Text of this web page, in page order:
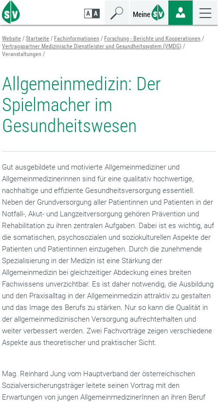
Zum
Seiteninhalt
springen
Zur
Navigation
springen
Zur
Mobilen
Navigation
springen
Website Startseite Fachinformationen
Forschung - Berichte und Kooperationen
Vertragspartner Medizinische Dienstleister und Gesundheitssystem (VMDG)
Veranstaltungen
Allgemeinmedizin: Der
Spielmacher im
Gesundheitswesen
Gut ausgebildete und motivierte Allgemeinmediziner und
Allgemeinmedizinerinnen sind für eine qualitativ hochwertige,
nachhaltige und effiziente Gesundheitsversorgung essentiell.
Neben der Grundversorgung aller Patientinnen und Patienten in der
Notfall-, Akut- und Langzeitversorgung gehören Prävention und
Rehabilitation zu ihren zentralen Aufgaben. Dabei ist es wichtig, auf
die somatischen, psychosozialen und soziokulturellen Aspekte der
Patienten und Patientinnen einzugehen. Durch die zunehmende
Spezialisierung in der Medizin ist eine Stärkung der
Allgemeinmedizin bei gleichzeitiger Abdeckung eines breiten
Fachwissens unverzichtbar. Es ist daher notwendig, die Ausbildung
und den Praxisalltag in der Allgemeinmedizin attraktiv zu gestalten
und das Image des Berufs zu stärken. Nur so kann die Qualität in
der allgemeinmedizinischen Versorgung aufrechterhalten und
weiter verbessert werden. Zwei Fachvorträge zeigen verschiedene
Aspekte aus theoretischer und praktischer Sicht.
Mag. Reinhard Jung vom Hauptverband der österreichischen
Sozialversicherungsträger leitete seinen Vortrag mit den
Erwartungen von jungen AllgemeinmedizinerInnen an ihren Beruf